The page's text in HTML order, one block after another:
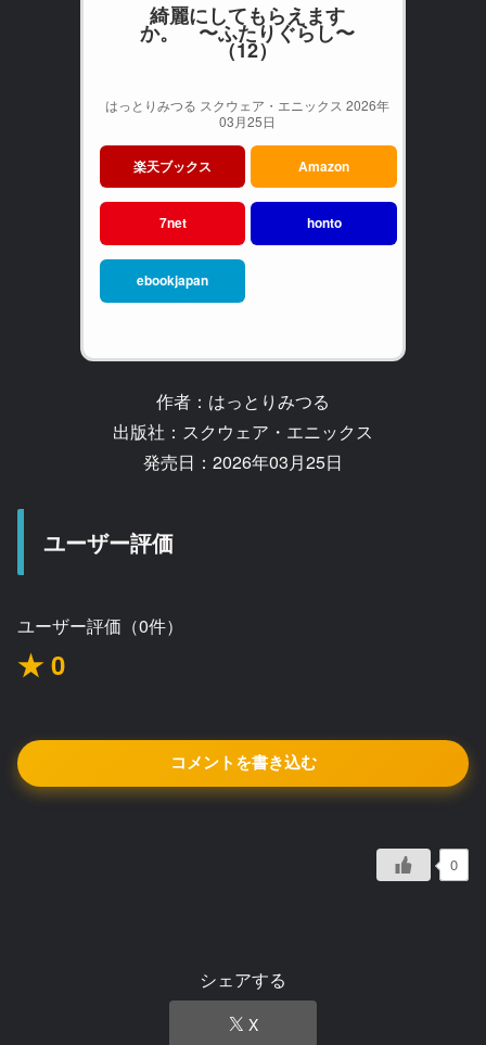
綺麗にしてもらえます
か。 〜ふたりぐらし〜
（12）
はっとりみつる スクウェア・エニックス 2026年
03月25日
楽天ブックス Amazon
7net honto
ebookjapan
作者：はっとりみつる
出版社：スクウェア・エニックス
発売日：2026年03月25日
ユーザー評価
ユーザー評価（0件）
★ 0
コメントを書き込む
0
シェアする
X